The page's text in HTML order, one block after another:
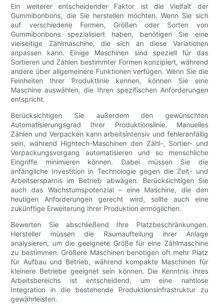
Ein weiterer entscheidender Faktor ist die Vielfalt der
Gummibonbons, die Sie herstellen möchten. Wenn Sie sich
auf verschiedene Formen, Größen oder Sorten von
Gummibonbons spezialisiert haben, benötigen Sie eine
vielseitige Zählmaschine, die sich an diese Variationen
anpassen kann. Einige Maschinen sind speziell für das
Sortieren und Zählen bestimmter Formen konzipiert, während
andere über allgemeinere Funktionen verfügen. Wenn Sie die
Feinheiten Ihrer Produktlinie kennen, können Sie eine
Maschine auswählen, die Ihren spezifischen Anforderungen
entspricht.
Berücksichtigen Sie außerdem den gewünschten
Automatisierungsgrad Ihrer Produktionslinie. Manuelles
Zählen und Verpacken kann arbeitsintensiv und fehleranfällig
sein, während Hightech-Maschinen den Zähl-, Sortier- und
Verpackungsvorgang automatisieren und so menschliche
Eingriffe minimieren können. Dabei müssen Sie die
anfängliche Investition in Technologie gegen die Zeit- und
Arbeitsersparnis im Betrieb abwägen. Berücksichtigen Sie
auch das Wachstumspotenzial – eine Maschine, die den
heutigen Anforderungen gerecht wird, sollte auch eine
zukünftige Erweiterung Ihrer Produktion ermöglichen.
Bewerten Sie abschließend Ihre Platzbeschränkungen.
Hersteller müssen die Raumaufteilung ihrer Anlage
analysieren, um die geeignete Größe für eine Zählmaschine
zu bestimmen. Größere Maschinen benötigen oft mehr Platz
für Aufbau und Betrieb, während kompakte Maschinen für
kleinere Betriebe geeignet sein können. Die Kenntnis Ihres
Arbeitsbereichs ist entscheidend, um eine nahtlose
Integration in die bestehende Produktionsinfrastruktur zu
gewährleisten.